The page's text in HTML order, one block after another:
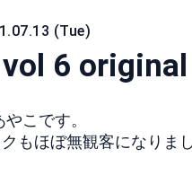
(Tue)
vol 6
こです。
もほぼ無観客になりまし